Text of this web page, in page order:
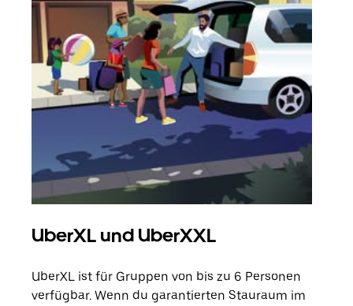
UberXL und UberXXL
UberXL ist für Gruppen von bis zu 6 Personen
verfügbar. Wenn du garantierten Stauraum im